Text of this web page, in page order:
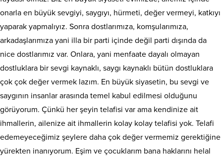
onarla en büyük sevgiyi, saygıyı, hürmeti, değer vermeyi, katkıyı
yaparak yapmalıyız. Sonra dostlarımıza, komşularımıza,
arkadaşlarımıza yani illa bir parti içinde değil parti dışında da
nice dostlarımız var. Onlara, yani menfaate dayalı olmayan
dostluklara bir sevgi kaynaklı, saygı kaynaklı bütün dostluklara
çok çok değer vermek lazım. En büyük siyasetin, bu sevgi ve
saygının insanlar arasında temel kabul edilmesi olduğunu
görüyorum. Çünkü her şeyin telafisi var ama kendinize ait
ihmallerin, ailenize ait ihmallerin kolay kolay telafisi yok. Telafi
edemeyeceğimiz şeylere daha çok değer vermemiz gerektiğine
yürekten inanıyorum. Eşim ve çocuklarım bana haklarını helal